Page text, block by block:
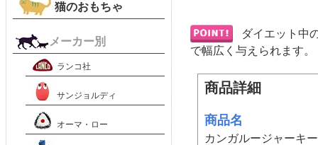
ダイエット中
で幅広く与えられます。
商品詳細
商品名
カンガルージャーキー
猫のおもちゃ
メーカー別
ランコ社
サンジョルディ
オーマ・ロー